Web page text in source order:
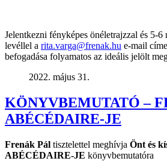
Jelentkezni fényképes önéletrajzzal és 5-6
levéllel a rita.varga@frenak.hu e-mail
befogadása folyamatos az ideális jelölt
2022. május 31.
KÖNYVBEMUTATÓ –
ABÉCÉDAIRE-JE
Frenák Pál tisztelettel meghívja Önt és
ABÉCÉDAIRE-JE könyvbemutatóra